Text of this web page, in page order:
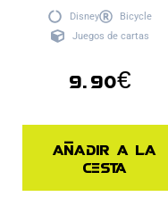
Disney
Bicycle
Juegos de cartas
9.90€
Añadir a la
cesta